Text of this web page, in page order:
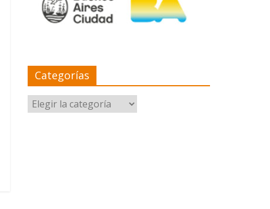
Categorías
Categorías